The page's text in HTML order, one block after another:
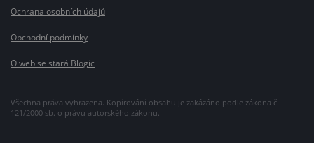
Všechna práva vyhrazena. Kopírování obsahu je zakázáno podle zákona č.
121/2000 sb. o právu autorského zákonu.
Ochrana osobních údajů
Obchodní podmínky
O web se stará Blogic